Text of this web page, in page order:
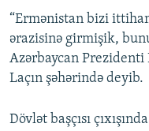
“Ermənistan bizi
ərazisinə girmişik,
Azərbaycan
Laçın şəhərində deyib.
Dövlət başçısı